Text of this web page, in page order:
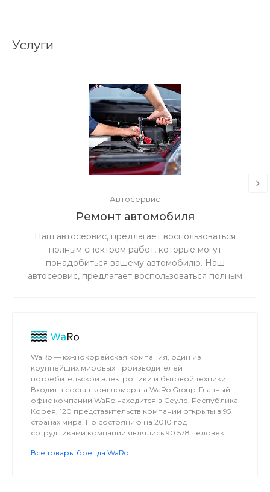
Услуги
Автосервис
Ремонт автомобиля
Наш автосервис, предлагает воспользоваться
полным спектром работ, которые могут
понадобиться вашему автомобилю. Наш
автосервис, предлагает воспользоваться полным
WaRo — южнокорейская компания, один из
крупнейших мировых производителей
потребительской электроники и бытовой техники.
Входит в состав конгломерата WaRo Group. Главный
офис компании WaRo находится в Сеуле, Республика
Корея, 120 представительств компании открыты в 95
странах мира. По состоянию на 2010 год
сотрудниками компании являлись 90 578 человек.
Все товары бренда WaRo